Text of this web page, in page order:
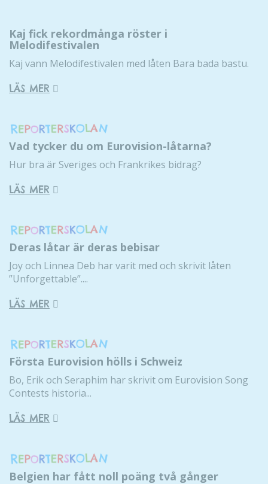
Kaj fick rekordmånga röster i
Melodifestivalen
Kaj vann Melodifestivalen med låten Bara bada bastu.
LÄS MER
Vad tycker du om Eurovision-låtarna?
Hur bra är Sveriges och Frankrikes bidrag?
LÄS MER
Deras låtar är deras bebisar
Joy och Linnea Deb har varit med och skrivit låten
”Unforgettable”....
LÄS MER
Första Eurovision hölls i Schweiz
Bo, Erik och Seraphim har skrivit om Eurovision Song
Contests historia...
LÄS MER
Belgien har fått noll poäng två gånger